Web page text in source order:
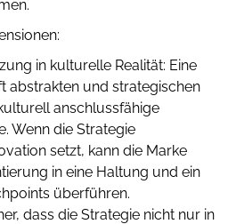
in kulturelle Realität: Eine
abstrakten und strategischen
anschlussfähige
Wenn die Strategie
setzt, kann die Marke
in eine Haltung und ein
überführen.
dass die Strategie nicht nur in